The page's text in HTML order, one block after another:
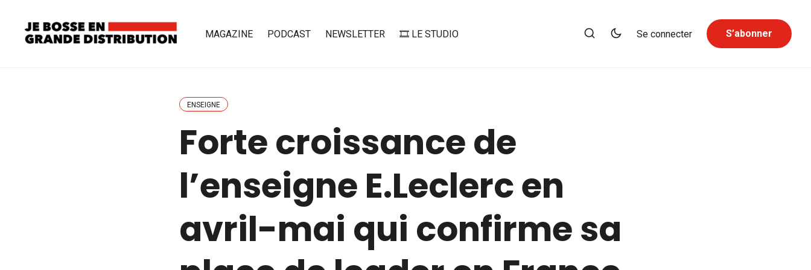
MAGAZINE PODCAST NEWSLETTER 🎞️ LE STUDIO Se connecter S’abonner
ENSEIGNE
Forte croissance de
l’enseigne E.Leclerc en
avril-mai qui confirme sa